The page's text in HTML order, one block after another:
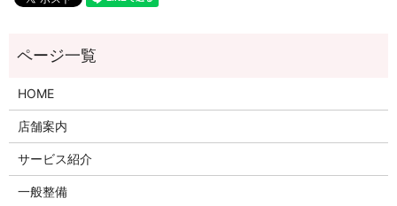
HOME
店舗案内
サービス紹介
一般整備